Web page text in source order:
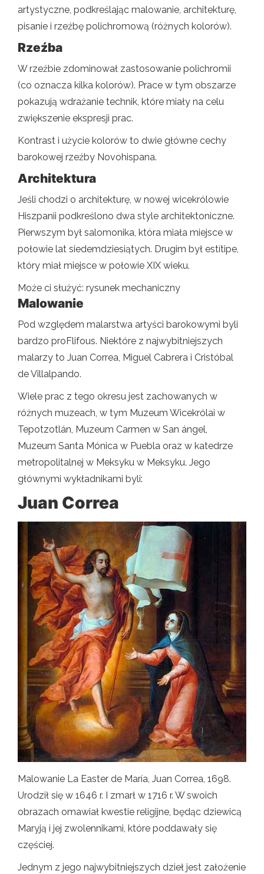
artystyczne, podkreślając malowanie, architekturę,
pisanie i rzeźbę polichromową (różnych kolorów).
Rzeźba
W rzeźbie zdominował zastosowanie polichromii
(co oznacza kilka kolorów). Prace w tym obszarze
pokazują wdrażanie technik, które miały na celu
zwiększenie ekspresji prac.
Kontrast i użycie kolorów to dwie główne cechy
barokowej rzeźby Novohispana.
Architektura
Jeśli chodzi o architekturę, w nowej wicekrólowie
Hiszpanii podkreślono dwa style architektoniczne.
Pierwszym był salomonika, która miała miejsce w
połowie lat siedemdziesiątych. Drugim był estítipe,
który miał miejsce w połowie XIX wieku.
Może ci służyć: rysunek mechaniczny
Malowanie
Pod względem malarstwa artyści barokowymi byli
bardzo proFlifous. Niektóre z najwybitniejszych
malarzy to Juan Correa, Miguel Cabrera i Cristóbal
de Villalpando.
Wiele prac z tego okresu jest zachowanych w
różnych muzeach, w tym Muzeum Wicekrólai w
Tepotzotlán, Muzeum Carmen w San ángel,
Muzeum Santa Mónica w Puebla oraz w katedrze
metropolitalnej w Meksyku w Meksyku. Jego
głównymi wykładnikami byli:
Juan Correa
Malowanie La Easter de María, Juan Correa, 1698.
Urodził się w 1646 r. I zmarł w 1716 r. W swoich
obrazach omawiał kwestie religijne, będąc dziewicą
Maryją i jej zwolennikami, które poddawały się
częściej.
Jednym z jego najwybitniejszych dzieł jest założenie